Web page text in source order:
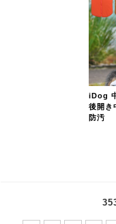
iDog
後開き
防汚